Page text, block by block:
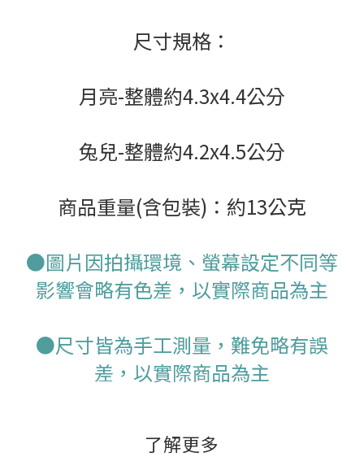
尺寸規格：
月亮-整體約4.3x4.4公分
兔兒-整體約4.2x4.5公分
商品重量(含包裝)：約13公克
●圖片因拍攝環境、螢幕設定不同等
影響會略有色差，以實際商品為主
●尺寸皆為手工測量，難免略有誤
差，以實際商品為主
了解更多